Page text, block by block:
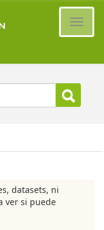
datasets, ni
ver si puede